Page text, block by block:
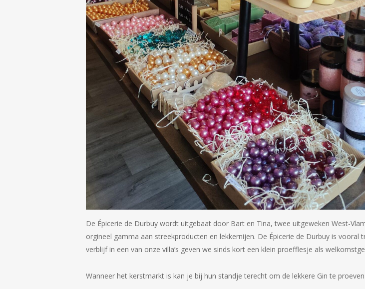
De Épicerie de Durbuy wordt uitgebaat door Bart en Tina, twee uitgeweken West-
orgineel gamma aan streekproducten en lekkernijen. De Épicerie de Durbuy is
verblijf in een van onze villa’s geven we sinds kort een klein proefflesje als
Wanneer het kerstmarkt is kan je bij hun standje terecht om de lekkere Gin te